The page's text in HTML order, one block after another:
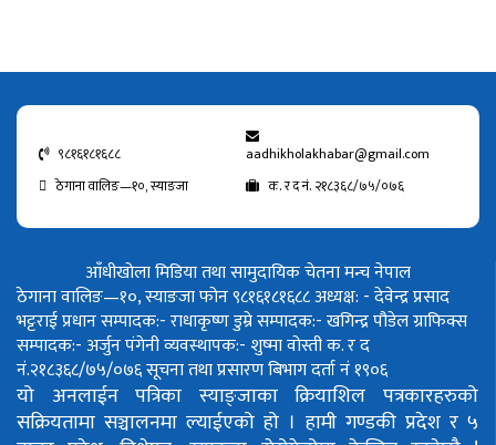
९८१६१८१६८८
aadhikholakhabar@gmail.com
ठेगाना वालिङ—१०, स्याङजा
क. र द नं. २१८३६८/७५/०७६
आँधीखोला मिडिया तथा सामुदायिक चेतना मन्च नेपाल
ठेगाना वालिङ—१०, स्याङजा फोन ९८१६१८१६८८अध्यक्ष: - देवेन्द्र प्रसाद
भट्टराईप्रधान सम्पादक:- राधाकृष्ण डुम्रेसम्पादक:- खगिन्द्र पौडेलग्राफिक्स
सम्पादक:- अर्जुन पंगेनीव्यवस्थापक:- शुष्मा वोस्तीक. र द
नं.२१८३६८/७५/०७६सूचना तथा प्रसारण बिभाग दर्ता नं १९०६
यो अनलाईन पत्रिका स्याङ्जाका क्रियाशिल पत्रकारहरुको
सक्रियतामा सञ्चालनमा ल्याईएको हो । हामी गण्डकी प्रदेश र ५